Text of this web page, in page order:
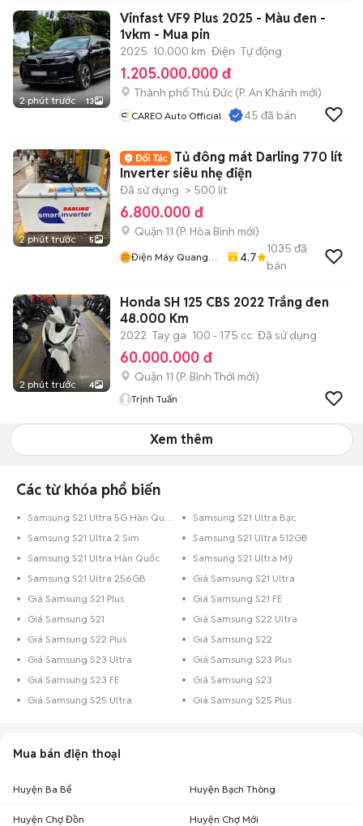
2 phút trước 13
Vinfast VF9 Plus 2025 - Màu đen -
1vkm - Mua pin
2025 10.000 km Điện Tự động
1.205.000.000 đ
Thành phố Thủ Đức (P. An Khánh mới)
CAREO Auto Official 45 đã bán
2 phút trước 5
Tủ đông mát Darling 770 lít
Inverter siêu nhẹ điện
Đã sử dụng > 500 lít
6.800.000 đ
Quận 11 (P. Hòa Bình mới)
Điện Máy Quang
4.7
1035 đã
bán
2 phút trước 4
Honda SH 125 CBS 2022 Trắng đen
48.000 Km
2022 Tay ga 100 - 175 cc Đã sử dụng
60.000.000 đ
Quận 11 (P. Bình Thới mới)
Trịnh Tuấn
Xem thêm
Các từ khóa phổ biến
Samsung S21 Ultra 5G Hàn Quốc
Samsung S21 Ultra Bạc
Samsung S21 Ultra 2 Sim
Samsung S21 Ultra 512GB
Samsung S21 Ultra Hàn Quốc
Samsung S21 Ultra Mỹ
Samsung S21 Ultra 256GB
Giá Samsung S21 Ultra
Giá Samsung S21 Plus
Giá Samsung S21 FE
Giá Samsung S21
Giá Samsung S22 Ultra
Giá Samsung S22 Plus
Giá Samsung S22
Giá Samsung S23 Ultra
Giá Samsung S23 Plus
Giá Samsung S23 FE
Giá Samsung S23
Giá Samsung S25 Ultra
Giá Samsung S25 Plus
Mua bán điện thoại
Huyện Ba Bể Huyện Bạch Thông
Huyện Chợ Đồn Huyện Chợ Mới